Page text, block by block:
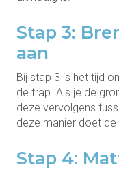
Stap 3:
aan
Bij stap 3 is het tijd
de trap. Als je de
deze vervolgens
deze manier doet
Stap 4: